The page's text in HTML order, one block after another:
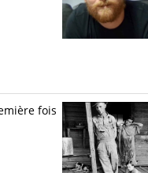
fois